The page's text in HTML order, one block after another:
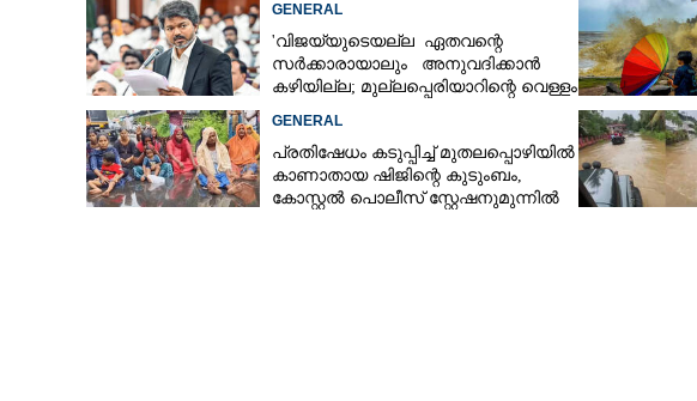
GENERAL
'വിജയ്‌യുടെയല്ല ഏതവന്റെ
സർക്കാരായാലും അനുവദിക്കാൻ
കഴിയില്ല; മുല്ലപ്പെരിയാറിന്റെ വെള്ളം
GENERAL
പ്രതിഷേധം കടുപ്പിച്ച് മുതലപ്പൊഴിയിൽ
കാണാതായ ഷിജിന്റെ കുടുംബം,
കോസ്റ്റൽ പൊലീസ് സ്റ്റേഷനുമുന്നിൽ
തൃശൂർ പൂരത്തിന് പരിസമാപ്‌തി;